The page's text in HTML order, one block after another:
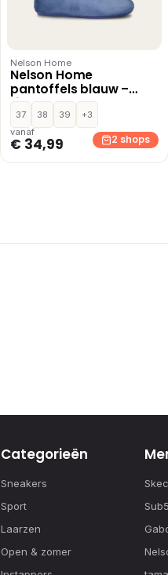
Nelson Home
Nelson Home
pantoffels blauw –
Licht blauw
37 38 39
+3
vanaf
€ 34,99 2 shops
Categorieën
Sneakers
Sport
Laarzen
Open & zomer